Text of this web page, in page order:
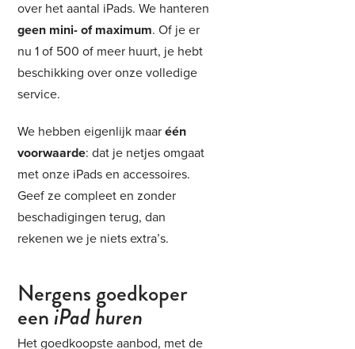
over het aantal iPads. We hanteren
geen mini- of maximum. Of je er
nu 1 of 500 of meer huurt, je hebt
beschikking over onze volledige
service.
We hebben eigenlijk maaréén
voorwaarde: dat je netjes omgaat
met onze iPads en accessoires.
Geef ze compleet en zonder
beschadigingen terug, dan
rekenen we je niets extra’s.
Nergens goedkoper
eeniPad huren
Het goedkoopste aanbod, met de